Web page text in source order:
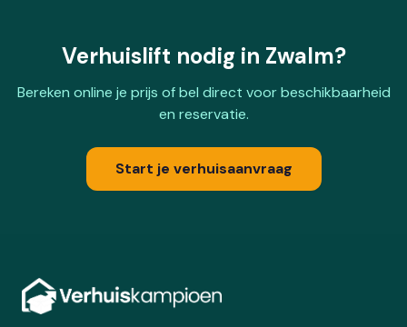
Verhuislift nodig in Zwalm?
Bereken online je prijs of bel direct voor beschikbaarheid
en reservatie.
Start je verhuisaanvraag